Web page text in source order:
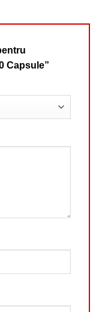
Capsule”